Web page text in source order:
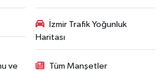
İzmir Trafik Yoğunluk
Haritası
ve
Tüm Manşetler